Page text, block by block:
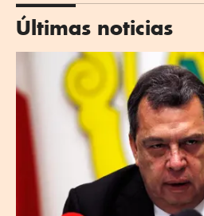
Últimas noticias